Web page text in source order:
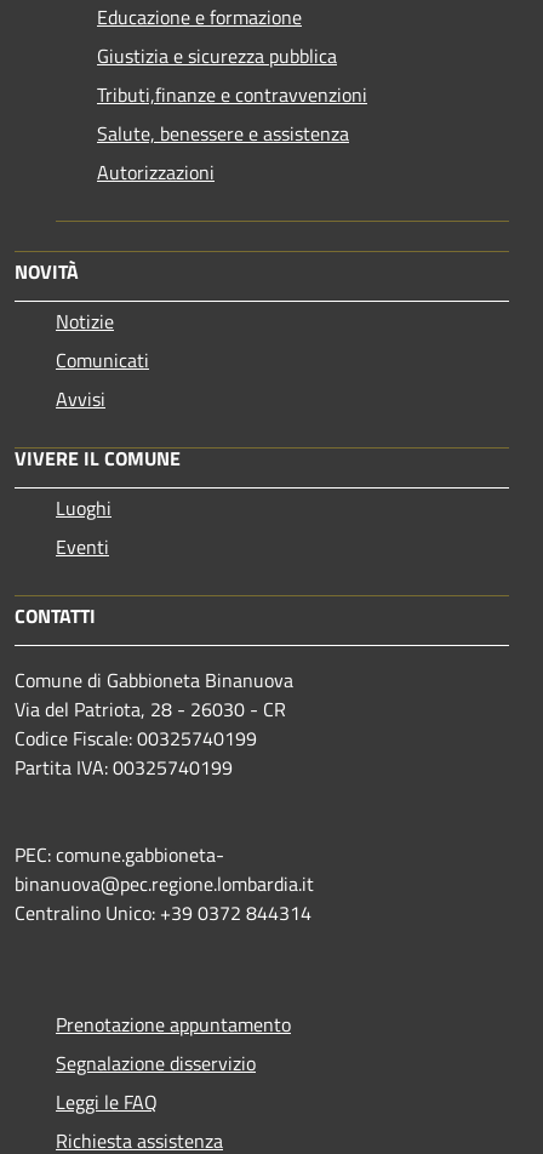
Educazione e formazione
Giustizia e sicurezza pubblica
Tributi,finanze e contravvenzioni
Salute, benessere e assistenza
Autorizzazioni
NOVITÀ
Notizie
Comunicati
Avvisi
VIVERE IL COMUNE
Luoghi
Eventi
CONTATTI
Comune di Gabbioneta Binanuova
Via del Patriota, 28 - 26030 - CR
Codice Fiscale: 00325740199
Partita IVA: 00325740199
PEC: comune.gabbioneta-
binanuova@pec.regione.lombardia.it
Centralino Unico: +39 0372 844314
Prenotazione appuntamento
Segnalazione disservizio
Leggi le FAQ
Richiesta assistenza